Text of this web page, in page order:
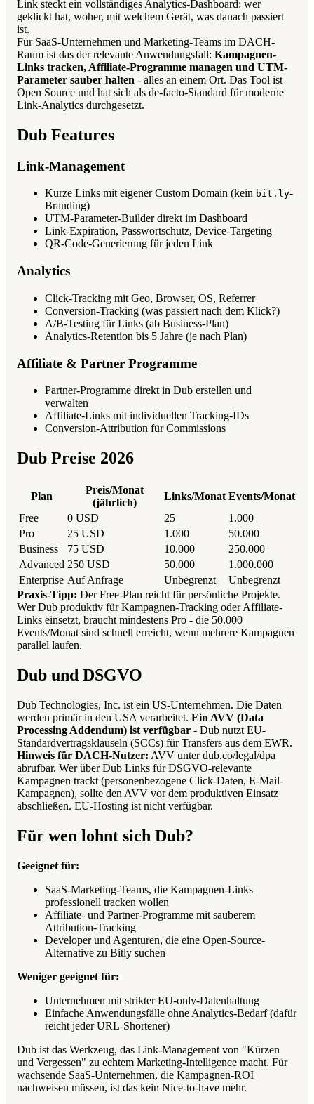
Link steckt ein vollständiges Analytics-Dashboard: wer
geklickt hat, woher, mit welchem Gerät, was danach passiert
ist.
Für SaaS-Unternehmen und Marketing-Teams im DACH-
Raum ist das der relevante Anwendungsfall: Kampagnen-
Links tracken, Affiliate-Programme managen und UTM-
Parameter sauber halten - alles an einem Ort. Das Tool ist
Open Source und hat sich als de-facto-Standard für moderne
Link-Analytics durchgesetzt.
Dub Features
Link-Management
Kurze Links mit eigener Custom Domain (kein bit.ly-
Branding)
UTM-Parameter-Builder direkt im Dashboard
Link-Expiration, Passwortschutz, Device-Targeting
QR-Code-Generierung für jeden Link
Analytics
Click-Tracking mit Geo, Browser, OS, Referrer
Conversion-Tracking (was passiert nach dem Klick?)
A/B-Testing für Links (ab Business-Plan)
Analytics-Retention bis 5 Jahre (je nach Plan)
Affiliate & Partner Programme
Partner-Programme direkt in Dub erstellen und
verwalten
Affiliate-Links mit individuellen Tracking-IDs
Conversion-Attribution für Commissions
Dub Preise 2026
Plan
Preis/Monat
(jährlich)
Links/Monat Events/Monat
Free
0 USD 25
1.000
Pro
25 USD 1.000
50.000
Business
75 USD 10.000
250.000
Advanced 250 USD 50.000
1.000.000
Enterprise Auf Anfrage Unbegrenzt
Unbegrenzt
Praxis-Tipp: Der Free-Plan reicht für persönliche Projekte.
Wer Dub produktiv für Kampagnen-Tracking oder Affiliate-
Links einsetzt, braucht mindestens Pro - die 50.000
Events/Monat sind schnell erreicht, wenn mehrere Kampagnen
parallel laufen.
Dub und DSGVO
Dub Technologies, Inc. ist ein US-Unternehmen. Die Daten
werden primär in den USA verarbeitet. Ein AVV (Data
Processing Addendum) ist verfügbar - Dub nutzt EU-
Standardvertragsklauseln (SCCs) für Transfers aus dem EWR.
Hinweis für DACH-Nutzer: AVV unter dub.co/legal/dpa
abrufbar. Wer über Dub Links für DSGVO-relevante
Kampagnen trackt (personenbezogene Click-Daten, E-Mail-
Kampagnen), sollte den AVV vor dem produktiven Einsatz
abschließen. EU-Hosting ist nicht verfügbar.
Für wen lohnt sich Dub?
Geeignet für:
SaaS-Marketing-Teams, die Kampagnen-Links
professionell tracken wollen
Affiliate- und Partner-Programme mit sauberem
Attribution-Tracking
Developer und Agenturen, die eine Open-Source-
Alternative zu Bitly suchen
Weniger geeignet für:
Unternehmen mit strikter EU-only-Datenhaltung
Einfache Anwendungsfälle ohne Analytics-Bedarf (dafür
reicht jeder URL-Shortener)
Dub ist das Werkzeug, das Link-Management von "Kürzen
und Vergessen" zu echtem Marketing-Intelligence macht. Für
wachsende SaaS-Unternehmen, die Kampagnen-ROI
nachweisen müssen, ist das kein Nice-to-have mehr.